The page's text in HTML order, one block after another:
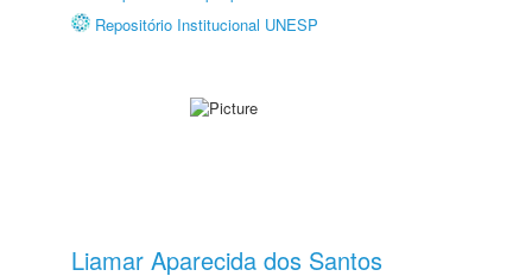
Repositório Institucional UNESP
Liamar Aparecida dos Santos